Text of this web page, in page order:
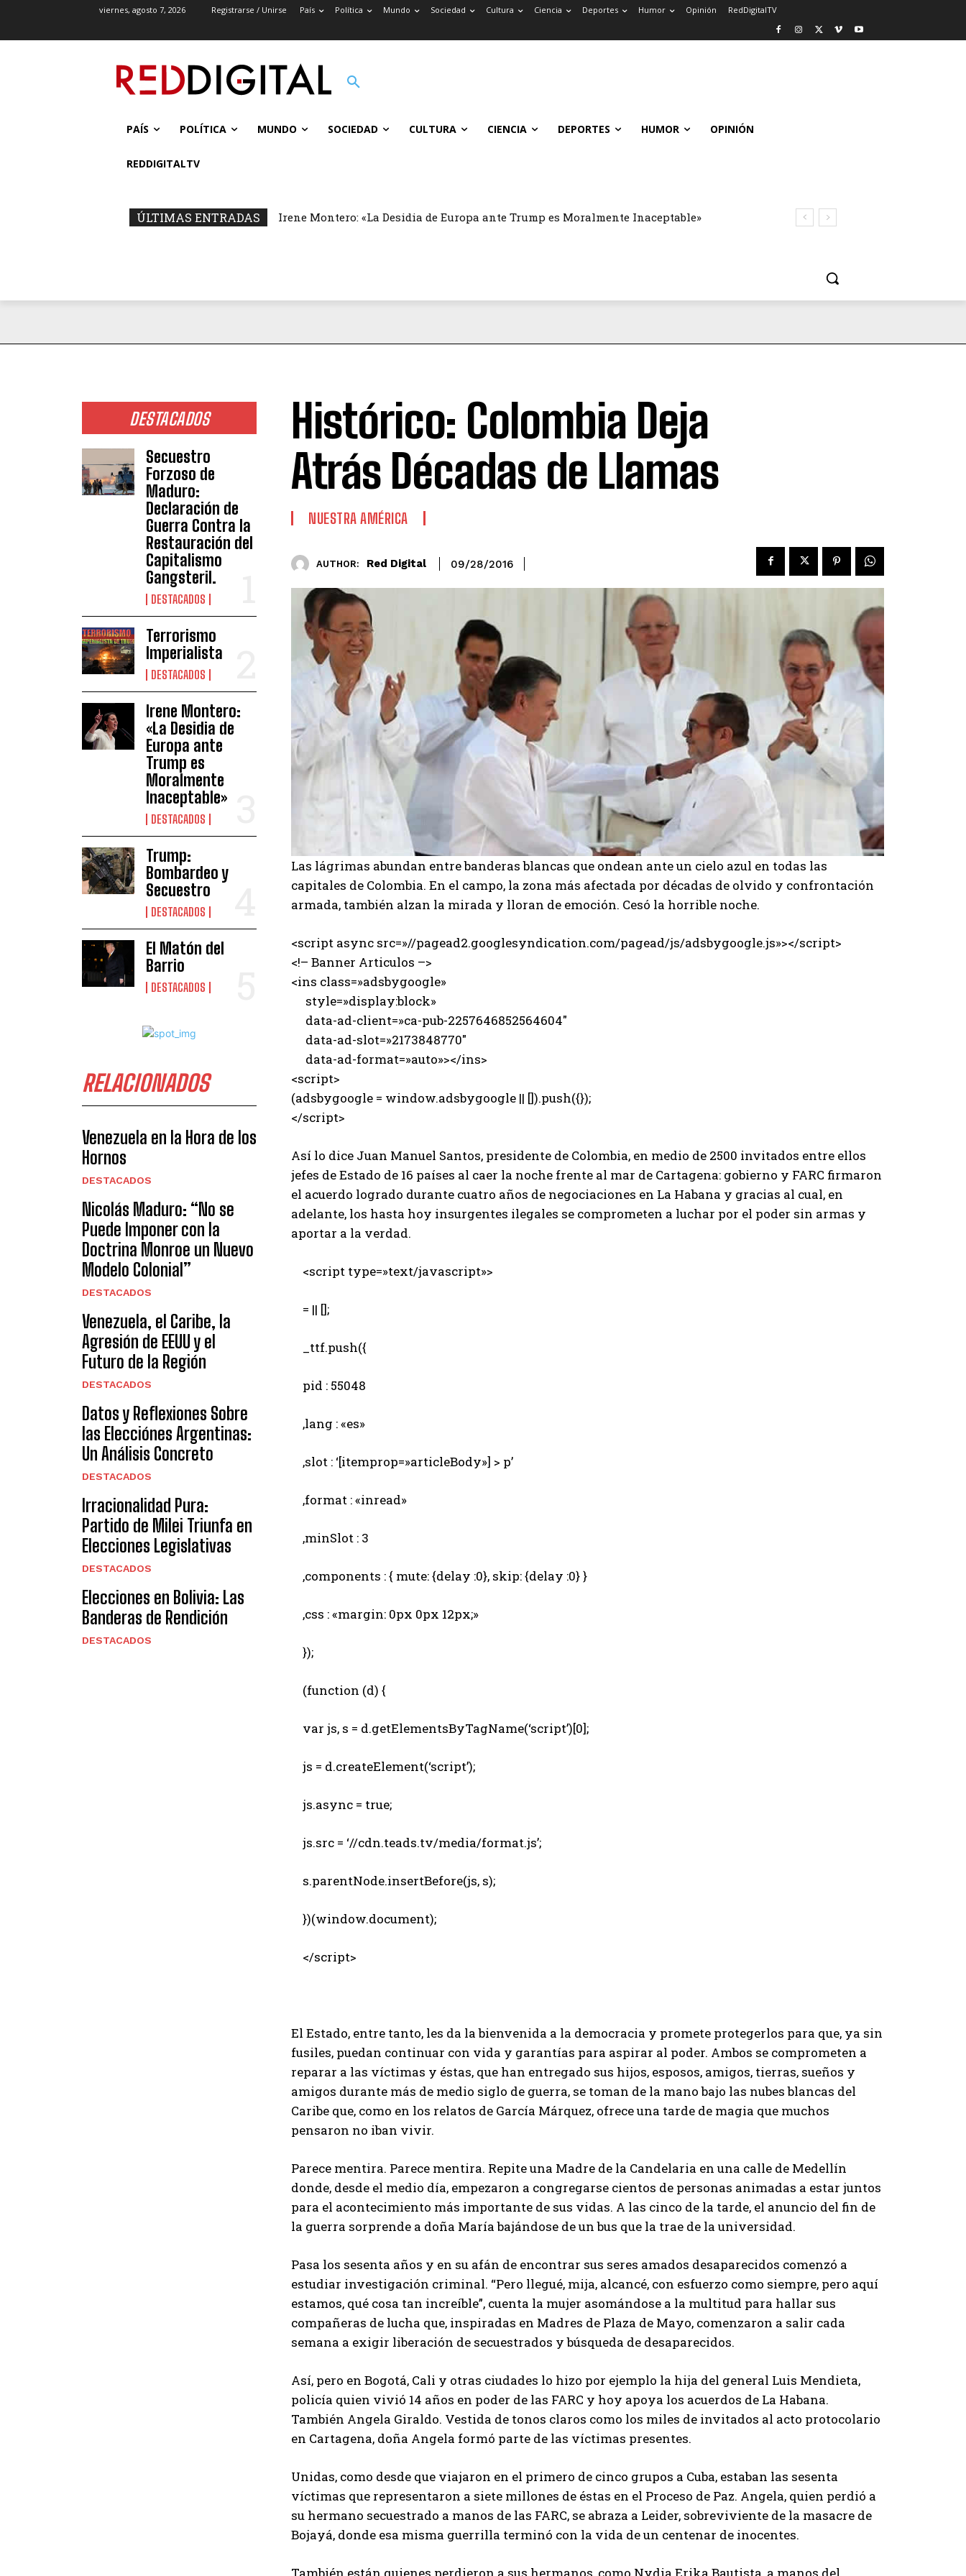
viernes, agosto 7, 2026 Registrarse / Unirse País Política Mundo Sociedad Cultura Ciencia Deportes Humor Opinión RedDigitalTV
PAÍS POLÍTICA MUNDO SOCIEDAD CULTURA CIENCIA DEPORTES HUMOR OPINIÓN
REDDIGITALTV
ÚLTIMAS ENTRADAS Irene Montero: «La Desidia de Europa ante Trump es Moralmente Inaceptable»
DESTACADOS
Secuestro
Forzoso de
Maduro:
Declaración de
Guerra Contra la
Restauración del
Capitalismo
Gangsteril.
DESTACADOS
Terrorismo
Imperialista
DESTACADOS
Irene Montero:
«La Desidia de
Europa ante
Trump es
Moralmente
Inaceptable»
DESTACADOS
Trump:
Bombardeo y
Secuestro
DESTACADOS
El Matón del
Barrio
DESTACADOS
RELACIONADOS
Venezuela en la Hora de los
Hornos
DESTACADOS
Nicolás Maduro: “No se
Puede Imponer con la
Doctrina Monroe un Nuevo
Modelo Colonial”
DESTACADOS
Venezuela, el Caribe, la
Agresión de EEUU y el
Futuro de la Región
DESTACADOS
Datos y Reflexiones Sobre
las Elecciónes Argentinas:
Un Análisis Concreto
DESTACADOS
Irracionalidad Pura:
Partido de Milei Triunfa en
Elecciones Legislativas
DESTACADOS
Elecciones en Bolivia: Las
Banderas de Rendición
DESTACADOS
Histórico: Colombia Deja
Atrás Décadas de Llamas
NUESTRA AMÉRICA
AUTHOR: Red Digital 09/28/2016
Las lágrimas abundan entre banderas blancas que ondean ante un cielo azul en todas las
capitales de Colombia. En el campo, la zona más afectada por décadas de olvido y confrontación
armada, también alzan la mirada y lloran de emoción. Cesó la horrible noche.
<script async src=»//pagead2.googlesyndication.com/pagead/js/adsbygoogle.js»></script>
<!– Banner Articulos –>
<ins class=»adsbygoogle»
style=»display:block»
data-ad-client=»ca-pub-2257646852564604″
data-ad-slot=»2173848770″
data-ad-format=»auto»></ins>
<script>
(adsbygoogle = window.adsbygoogle || []).push({});
</script>
Así lo dice Juan Manuel Santos, presidente de Colombia, en medio de 2500 invitados entre ellos
jefes de Estado de 16 países al caer la noche frente al mar de Cartagena: gobierno y FARC firmaron
el acuerdo logrado durante cuatro años de negociaciones en La Habana y gracias al cual, en
adelante, los hasta hoy insurgentes ilegales se comprometen a luchar por el poder sin armas y
aportar a la verdad.
<script type=»text/javascript»>
= || [];
_ttf.push({
pid : 55048
,lang : «es»
,slot : ‘[itemprop=»articleBody»] > p’
,format : «inread»
,minSlot : 3
,components : { mute: {delay :0}, skip: {delay :0} }
,css : «margin: 0px 0px 12px;»
});
(function (d) {
var js, s = d.getElementsByTagName(‘script’)[0];
js = d.createElement(‘script’);
js.async = true;
js.src = ‘//cdn.teads.tv/media/format.js’;
s.parentNode.insertBefore(js, s);
})(window.document);
</script>
El Estado, entre tanto, les da la bienvenida a la democracia y promete protegerlos para que, ya sin
fusiles, puedan continuar con vida y garantías para aspirar al poder. Ambos se comprometen a
reparar a las víctimas y éstas, que han entregado sus hijos, esposos, amigos, tierras, sueños y
amigos durante más de medio siglo de guerra, se toman de la mano bajo las nubes blancas del
Caribe que, como en los relatos de García Márquez, ofrece una tarde de magia que muchos
pensaron no iban vivir.
Parece mentira. Parece mentira. Repite una Madre de la Candelaria en una calle de Medellín
donde, desde el medio día, empezaron a congregarse cientos de personas animadas a estar juntos
para el acontecimiento más importante de sus vidas. A las cinco de la tarde, el anuncio del fin de
la guerra sorprende a doña María bajándose de un bus que la trae de la universidad.
Pasa los sesenta años y en su afán de encontrar sus seres amados desaparecidos comenzó a
estudiar investigación criminal. “Pero llegué, mija, alcancé, con esfuerzo como siempre, pero aquí
estamos, qué cosa tan increíble”, cuenta la mujer asomándose a la multitud para hallar sus
compañeras de lucha que, inspiradas en Madres de Plaza de Mayo, comenzaron a salir cada
semana a exigir liberación de secuestrados y búsqueda de desaparecidos.
Así, pero en Bogotá, Cali y otras ciudades lo hizo por ejemplo la hija del general Luis Mendieta,
policía quien vivió 14 años en poder de las FARC y hoy apoya los acuerdos de La Habana.
También Angela Giraldo. Vestida de tonos claros como los miles de invitados al acto protocolario
en Cartagena, doña Angela formó parte de las víctimas presentes.
Unidas, como desde que viajaron en el primero de cinco grupos a Cuba, estaban las sesenta
víctimas que representaron a siete millones de éstas en el Proceso de Paz. Angela, quien perdió a
su hermano secuestrado a manos de las FARC, se abraza a Leider, sobreviviente de la masacre de
Bojayá, donde esa misma guerrilla terminó con la vida de un centenar de inocentes.